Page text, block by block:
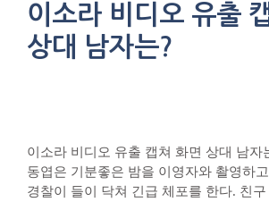
이소라 비디오 유출
상대 남자는?
이소라 비디오 유출 캡쳐 화면 상대 남자
동엽은 기분좋은 밤을 이영자와 촬영하
경찰이 들이 닥쳐 긴급 체포를 한다. 친